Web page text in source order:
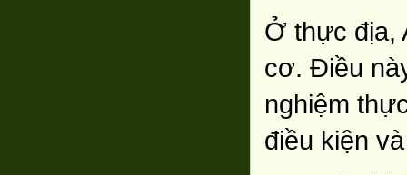
Ở thực địa,
cơ. Điều
nghiệm
điều kiện